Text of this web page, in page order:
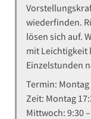
wiederfinden.
lösen sich auf.
mit Leichtigkeit
Einzelstunden
Termin:
Zeit: Montag
Mittwoch: 9:30